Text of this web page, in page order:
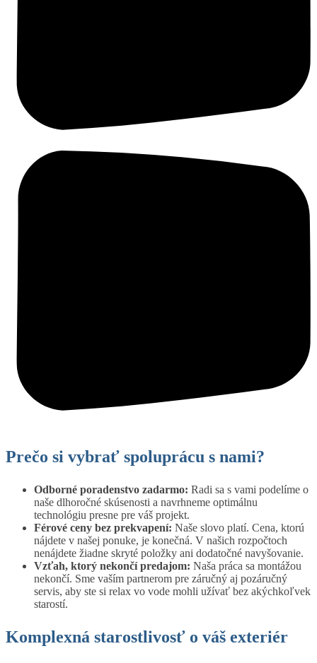
Prečo si vybrať spoluprácu s nami?
Odborné poradenstvo zadarmo: Radi sa s vami podelíme o
naše dlhoročné skúsenosti a navrhneme optimálnu
technológiu presne pre váš projekt.
Férové ceny bez prekvapení: Naše slovo platí. Cena, ktorú
nájdete v našej ponuke, je konečná. V našich rozpočtoch
nenájdete žiadne skryté položky ani dodatočné navyšovanie.
Vzťah, ktorý nekončí predajom: Naša práca sa montážou
nekončí. Sme vaším partnerom pre záručný aj pozáručný
servis, aby ste si relax vo vode mohli užívať bez akýchkoľvek
starostí.
Komplexná starostlivosť o váš exteriér